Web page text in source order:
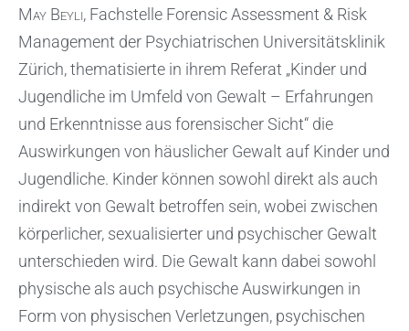
May Beyli, Fachstelle Forensic Assessment & Risk
Management der Psychiatrischen Universitätsklinik
Zürich, thematisierte in ihrem Referat „Kinder und
Jugendliche im Umfeld von Gewalt – Erfahrungen
und Erkenntnisse aus forensischer Sicht“ die
Auswirkungen von häuslicher Gewalt auf Kinder und
Jugendliche. Kinder können sowohl direkt als auch
indirekt von Gewalt betroffen sein, wobei zwischen
körperlicher, sexualisierter und psychischer Gewalt
unterschieden wird. Die Gewalt kann dabei sowohl
physische als auch psychische Auswirkungen in
Form von physischen Verletzungen, psychischen